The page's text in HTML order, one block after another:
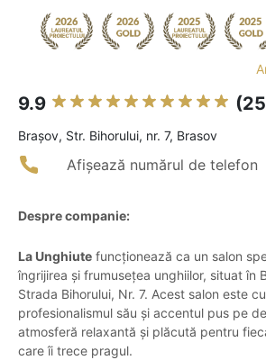
9.9
Braşov, Str. Bihorului, nr. 7, Brasov
Afișează numărul de telefon
Despre companie:
La Unghiute funcționează ca un salon
îngrijirea și frumusețea unghiilor, situat în
Strada Bihorului, Nr. 7. Acest salon este
profesionalismul său și accentul pus pe
atmosferă relaxantă și plăcută pentru
care îi trece pragul.